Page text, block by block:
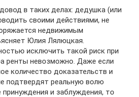
в таких делах: дедушка (или
своими действиями, не
недвижимым
Юлия Лялюцкая.
исключить такой риск при
ренты невозможно. Даже если
количество доказательств и
подтвердят реальную волю
принуждения и заблуждения, то